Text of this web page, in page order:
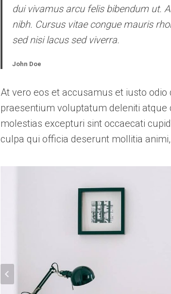
dui vivamus arcu felis bibendum ut.
nibh. Cursus vitae congue mauris
sed nisi lacus sed viverra.
John Doe
At vero eos et accusamus et iusto
praesentium voluptatum deleniti
molestias excepturi sint occaecati
culpa qui officia deserunt mollitia